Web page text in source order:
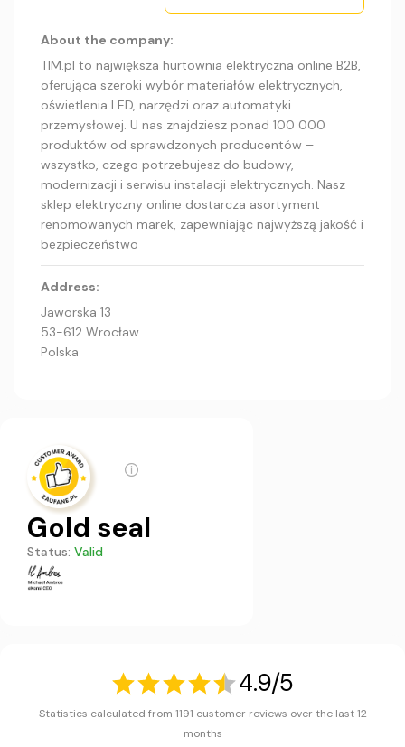
About the company:
TIM.pl to największa hurtownia elektryczna online B2B,
oferująca szeroki wybór materiałów elektrycznych,
oświetlenia LED, narzędzi oraz automatyki
przemysłowej. U nas znajdziesz ponad 100 000
produktów od sprawdzonych producentów –
wszystko, czego potrzebujesz do budowy,
modernizacji i serwisu instalacji elektrycznych. Nasz
sklep elektryczny online dostarcza asortyment
renomowanych marek, zapewniając najwyższą jakość i
bezpieczeństwo
Address:
Jaworska 13
53-612 Wrocław
Polska
Gold seal
Status: Valid
4.9/5
Statistics calculated from 1191 customer reviews over the last 12
months